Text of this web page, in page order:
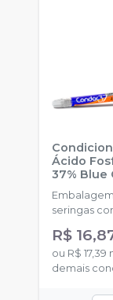
Ácido
37% Blue
FGM
Embalagem
seringas
cada uma e
ponteiras
aplicação.
R$
ou R$ 17,39
demais